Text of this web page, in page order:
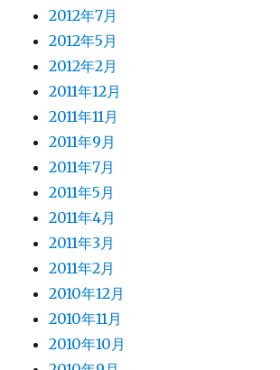
2012年7月
2012年5月
2012年2月
2011年12月
2011年11月
2011年9月
2011年7月
2011年5月
2011年4月
2011年3月
2011年2月
2010年12月
2010年11月
2010年10月